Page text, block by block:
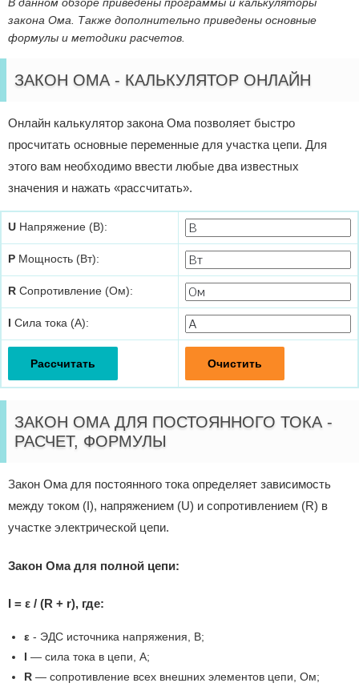
закона Ома. Также дополнительно приведены основные
формулы и методики расчетов.
ЗАКОН ОМА - КАЛЬКУЛЯТОР ОНЛАЙН
Онлайн калькулятор закона Ома позволяет быстро
просчитать основные переменные для участка цепи. Для
этого вам необходимо ввести любые два известных
значения и нажать «рассчитать».
U Напряжение (В):
P Мощность (Вт):
R Сопротивление (Ом):
I Сила тока (А):
ЗАКОН ОМА ДЛЯ ПОСТОЯННОГО ТОКА -
РАСЧЕТ, ФОРМУЛЫ
Закон Ома для постоянного тока определяет зависимость
между током (I), напряжением (U) и сопротивлением (R) в
участке электрической цепи.
Закон Ома для полной цепи:
I = ε / (R + r), где:
ε - ЭДС источника напряжения, В;
I — сила тока в цепи, А;
R — сопротивление всех внешних элементов цепи, Ом;